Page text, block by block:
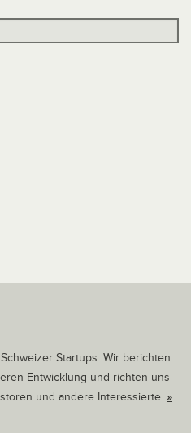
Startups. Wir berichten
Entwicklung und richten uns
und andere Interessierte. »